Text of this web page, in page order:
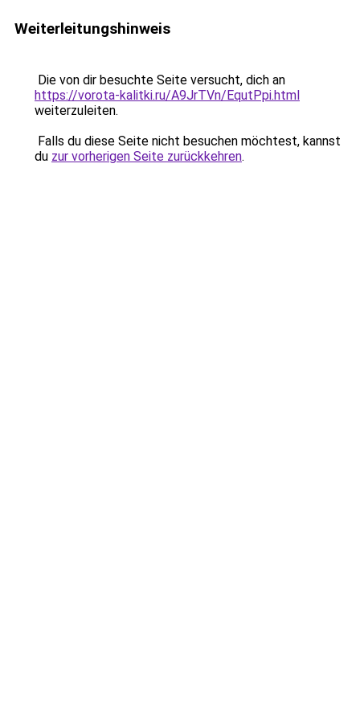
Weiterleitungshinweis
Die von dir besuchte Seite versucht, dich an
https://vorota-kalitki.ru/A9JrTVn/EqutPpi.html
weiterzuleiten.
Falls du diese Seite nicht besuchen möchtest, kannst
du zur vorherigen Seite zurückkehren.